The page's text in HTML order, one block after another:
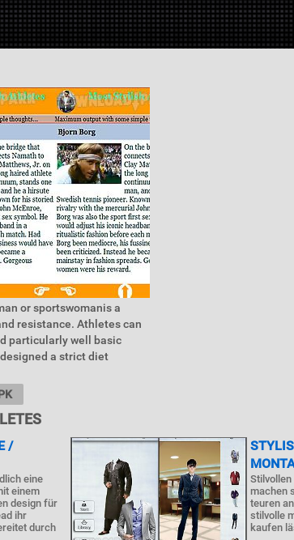
or sportswomanis a
resistance. Athletes can
particularly well basic
a strict diet
/
eine
einem
design für
ihr
durch
machen
teuren
stilvolle
kaufen